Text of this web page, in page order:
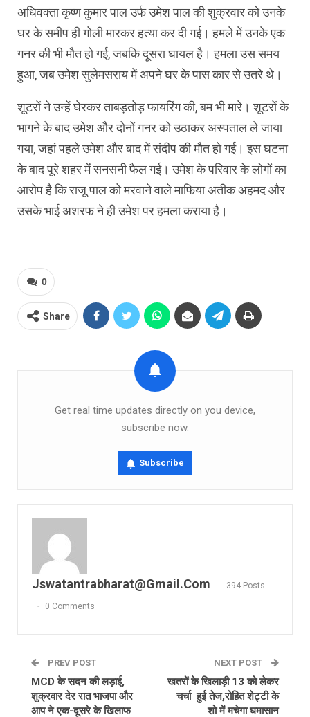
अधिवक्ता कृष्ण कुमार पाल उर्फ उमेश पाल की शुक्रवार को उनके
घर के समीप ही गोली मारकर हत्या कर दी गई। हमले में उनके एक
गनर की भी मौत हो गई, जबकि दूसरा घायल है। हमला उस समय
हुआ, जब उमेश सुलेमसराय में अपने घर के पास कार से उतरे थे।
शूटरों ने उन्हें घेरकर ताबड़तोड़ फायरिंग की, बम भी मारे। शूटरों के
भागने के बाद उमेश और दोनों गनर को उठाकर अस्पताल ले जाया
गया, जहां पहले उमेश और बाद में संदीप की मौत हो गई। इस घटना
के बाद पूरे शहर में सनसनी फैल गई। उमेश के परिवार के लोगों का
आरोप है कि राजू पाल को मरवाने वाले माफिया अतीक अहमद और
उसके भाई अशरफ ने ही उमेश पर हमला कराया है।
0
Share
Get real time updates directly on you device,
subscribe now.
Subscribe
Jswatantrabharat@gmail.com 394 Posts
0 Comments
PREV POST
MCD के सदन की लड़ाई,
शुक्रवार देर रात भाजपा और
आप ने एक-दूसरे के खिलाफ
NEXT POST
खतरों के खिलाड़ी 13 को लेकर
चर्चा हुई तेज,रोहित शेट्टी के
शो में मचेगा घमासान